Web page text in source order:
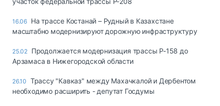
грузовые
терминалы
транспорт
Автосервис,
16.06 На трассе Костанай – Рудный в Казахстане
масштабно модернизируют дорожную инфраструктуру
25.02 Продолжается модернизация трассы Р-158 до
Арзамаса в Нижегородской области
26.10 Трассу "Кавказ" между Махачкалой и Дербентом
необходимо расширить - депутат Госдумы